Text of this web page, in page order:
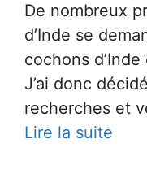
De nombreux
d’Inde se
cochons
J’ai donc
recherches et
Lire la suite